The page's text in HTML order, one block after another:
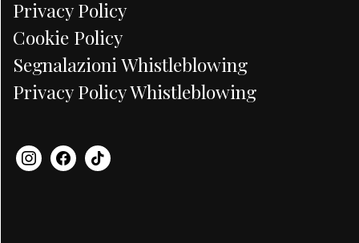
Privacy Policy
Cookie Policy
Segnalazioni Whistleblowing
Privacy Policy Whistleblowing